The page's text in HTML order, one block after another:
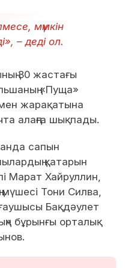
мүмкін
– деді ол.
30 жастағы
«Пуща»
жарақатына
алаңға шықпады.
сапын
қатарын
Марат Хайруллин,
Тони Силва,
Бақдәулет
бұрынғы орталық